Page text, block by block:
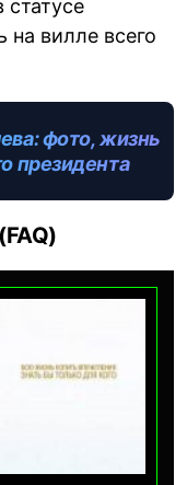
вилле всего
фото, жизнь
президента